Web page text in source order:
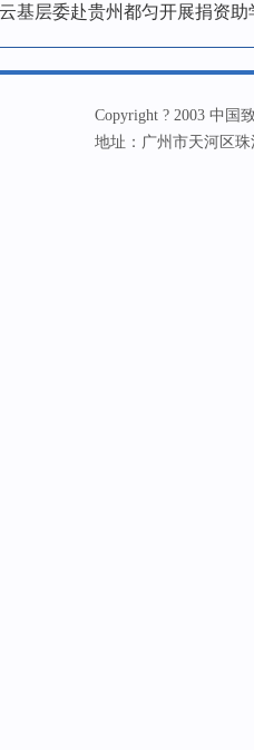
基层委赴贵州都匀开展捐资助
Copyright ? 2003 中国
地址：广州市天河区